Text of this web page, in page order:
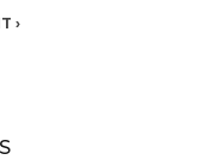
›